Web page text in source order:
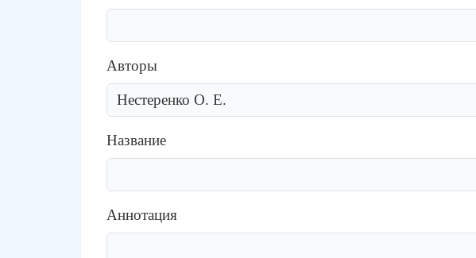
Авторы
Название
Аннотация